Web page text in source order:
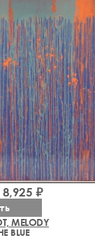
MELODY
BLUE
8,925 ₽